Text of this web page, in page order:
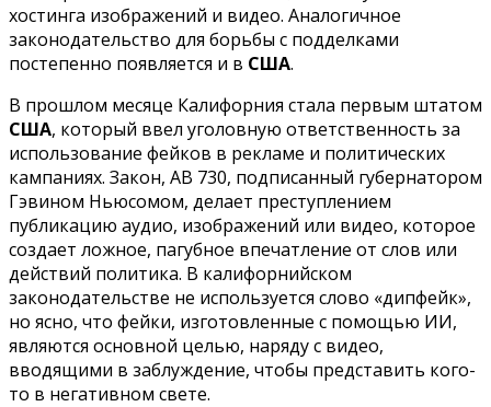
хостинга изображений и видео. Аналогичное
законодательство для борьбы с подделками
постепенно появляется и в США.
В прошлом месяце Калифорния стала первым штатом
США, который ввел уголовную ответственность за
использование фейков в рекламе и политических
кампаниях. Закон, AB 730, подписанный губернатором
Гэвином Ньюсомом, делает преступлением
публикацию аудио, изображений или видео, которое
создает ложное, пагубное впечатление от слов или
действий политика. В калифорнийском
законодательстве не используется слово «дипфейк»,
но ясно, что фейки, изготовленные с помощью ИИ,
являются основной целью, наряду с видео,
вводящими в заблуждение, чтобы представить кого-
то в негативном свете.